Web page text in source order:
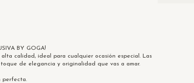
BY GOGA!
alta calidad, ideal para cualquier ocasión especial. Las
de elegancia y originalidad que vas a amar.
perfecta.